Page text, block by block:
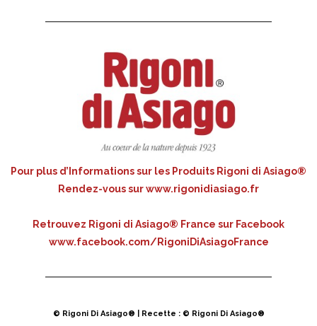
Pour plus d’Informations sur les Produits Rigoni di Asiago®
Rendez-vous surwww.rigonidiasiago.fr
Retrouvez Rigoni di Asiago® France sur Facebook
www.facebook.com/RigoniDiAsiagoFrance
© Rigoni Di Asiago® | Recette : © Rigoni Di Asiago®